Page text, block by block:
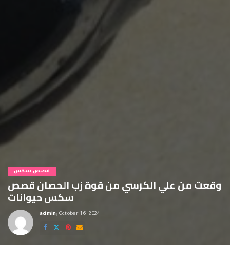
قصص سكس
وقعت من علي الكرسي من قوة زب الحصان قصص
سكس حيوانات
by
admin October 16, 2024